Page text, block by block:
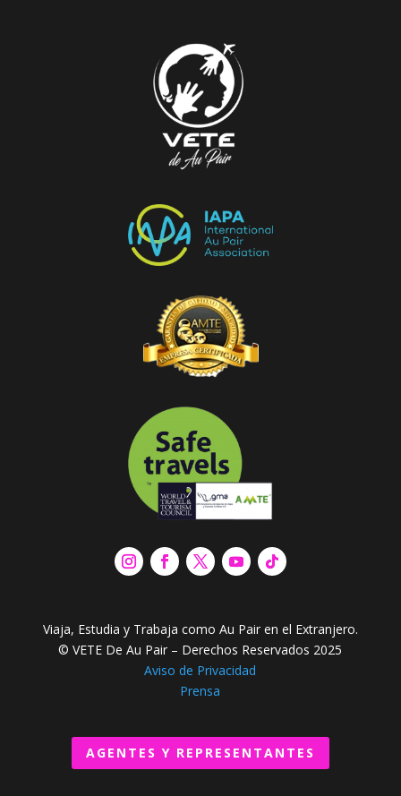
Viaja, Estudia y Trabaja como Au Pair en el Extranjero.
© VETE De Au Pair – Derechos Reservados 2025
Aviso de Privacidad
Prensa
AGENTES Y REPRESENTANTES